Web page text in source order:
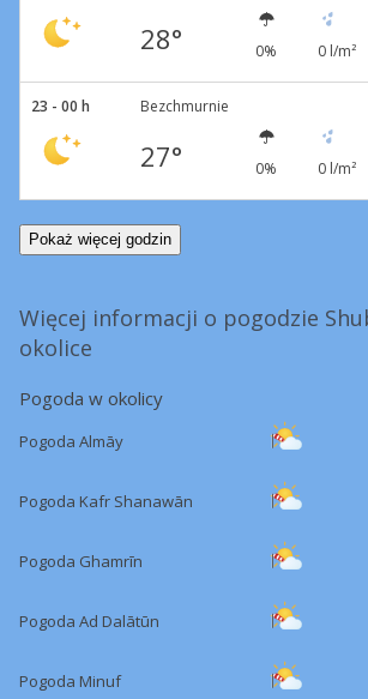
28° 0% 0 l/m²
23 - 00 h Bezchmurnie
27° 0% 0 l/m²
Pokaż więcej godzin
Więcej informacji o pogodzie
okolice
Pogoda w okolicy
Pogoda Almāy
Pogoda Kafr Shanawān
Pogoda Ghamrīn
Pogoda Ad Dalātūn
Pogoda Minuf